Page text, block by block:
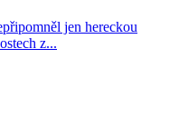
jen hereckou
z...